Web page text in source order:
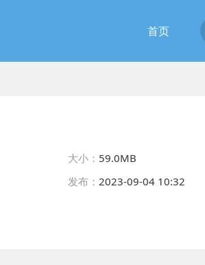
首页
大小： 59.0MB
发布： 2023-09-04 10:32